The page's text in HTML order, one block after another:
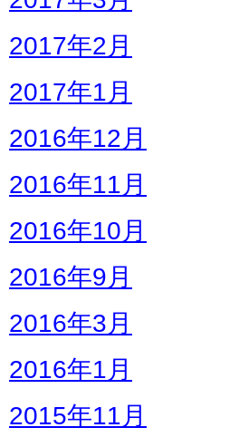
2017年2月
2017年1月
2016年12月
2016年11月
2016年10月
2016年9月
2016年3月
2016年1月
2015年11月